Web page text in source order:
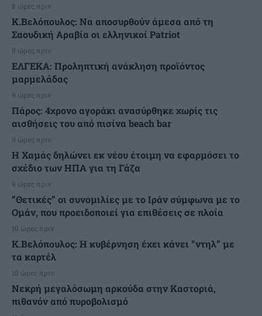
8 ώρες πριν
Κ.Βελόπουλος: Να αποσυρθούν άμεσα από τη
Σαουδική Αραβία οι ελληνικοί Patriot
8 ώρες πριν
ΕΛΓΕΚΑ: Προληπτική ανάκληση προϊόντος
μαρμελάδας
9 ώρες πριν
Πάρος: 4χρονο αγοράκι ανασύρθηκε χωρίς τις
αισθήσεις του από πισίνα beach bar
9 ώρες πριν
Η Χαμάς δηλώνει εκ νέου έτοιμη να εφαρμόσει το
σχέδιο των ΗΠΑ για τη Γάζα
9 ώρες πριν
“Θετικές” οι συνομιλίες με το Ιράν σύμφωνα με το
Ομάν, που προειδοποιεί για επιθέσεις σε πλοία
10 ώρες πριν
Κ.Βελόπουλος: Η κυβέρνηση έχει κάνει “ντηλ” με
τα καρτέλ
10 ώρες πριν
Νεκρή μεγαλόσωμη αρκούδα στην Καστοριά,
πιθανόν από πυροβολισμό